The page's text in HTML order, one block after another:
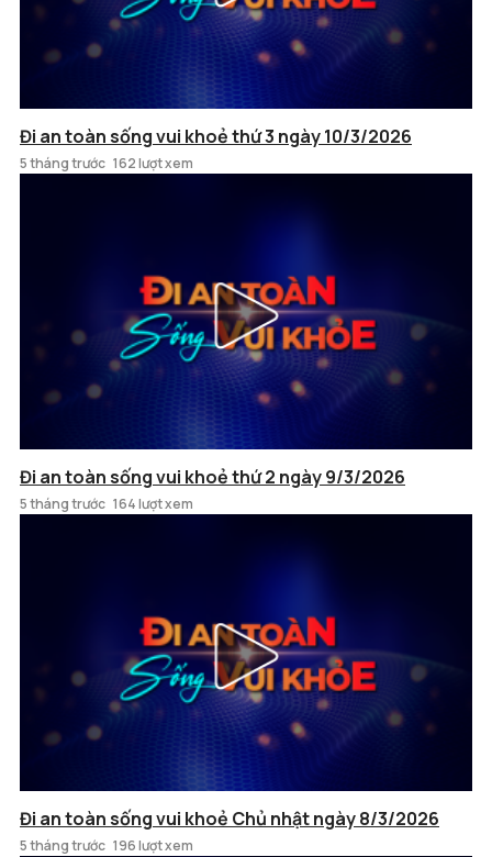
Đi an toàn sống vui khoẻ thứ 3 ngày 10/3/2026
5 tháng trước 162 lượt xem
Đi an toàn sống vui khoẻ thứ 2 ngày 9/3/2026
5 tháng trước 164 lượt xem
Đi an toàn sống vui khoẻ Chủ nhật ngày 8/3/2026
5 tháng trước 196 lượt xem